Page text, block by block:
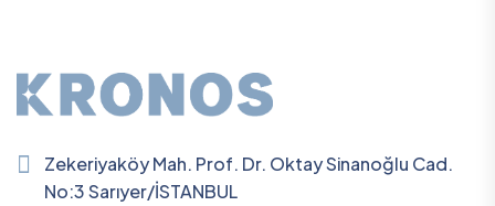
Zekeriyaköy Mah. Prof. Dr. Oktay Sinanoğlu Cad.
No:3 Sarıyer/İSTANBUL